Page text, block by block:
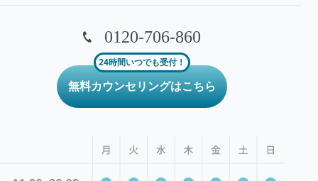
0120-706-860
24時間いつでも受付！
無料カウンセリングはこちら